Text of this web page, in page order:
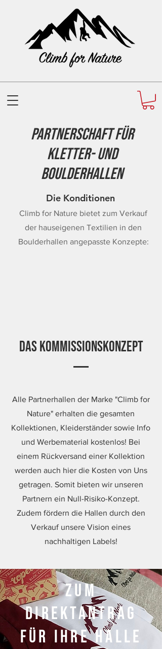
Partnerschaft für
Kletter- und
Boulderhallen
Die Konditionen
Climb for Nature bietet zum Verkauf
der hauseigenen Textilien in den
Boulderhallen angepasste Konzepte:
Das Kommissionskonzept
Alle Partnerhallen der Marke "Climb for
Nature" erhalten die gesamten
Kollektionen, Kleiderständer sowie Info
und Werbematerial kostenlos! Bei
einem Rückversand einer Kollektion
werden auch hier die Kosten von Uns
getragen. Somit bieten wir unseren
Partnern ein Null-Risiko-Konzept.
Zudem fördern die Hallen durch den
Verkauf unsere Vision eines
nachhaltigen Labels!
zum
direktantrag
für ihre halle